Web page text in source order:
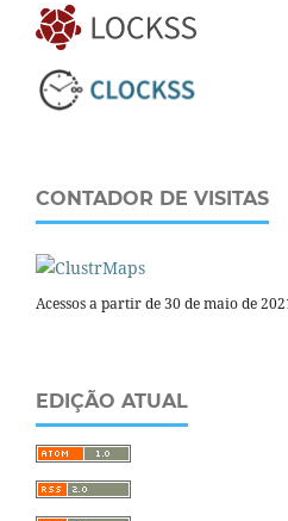
CONTADOR DE VISITAS
Acessos a partir de 30 de maio de
EDIÇÃO ATUAL